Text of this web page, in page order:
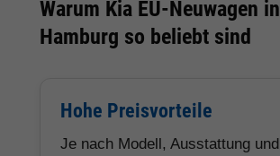
Warum Kia EU-Neuwagen in
Hamburg so beliebt sind
Hohe Preisvorteile
Je nach Modell, Ausstattung und